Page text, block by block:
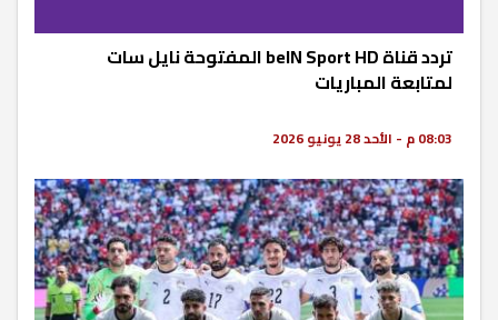
تردد قناة beIN Sport HD المفتوحة نايل سات
لمتابعة المباريات
08:03 م - الأحد 28 يونيو 2026